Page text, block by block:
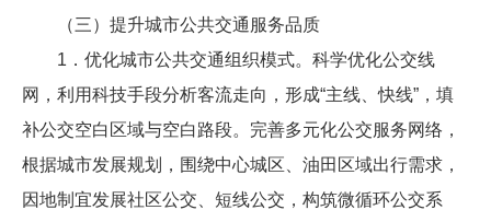
（三）提升城市公共交通服务品质
1．优化城市公共交通组织模式。科学优化公交线
网，利用科技手段分析客流走向，形成“主线、快线”，填
补公交空白区域与空白路段。完善多元化公交服务网络，
根据城市发展规划，围绕中心城区、油田区域出行需求，
因地制宜发展社区公交、短线公交，构筑微循环公交系